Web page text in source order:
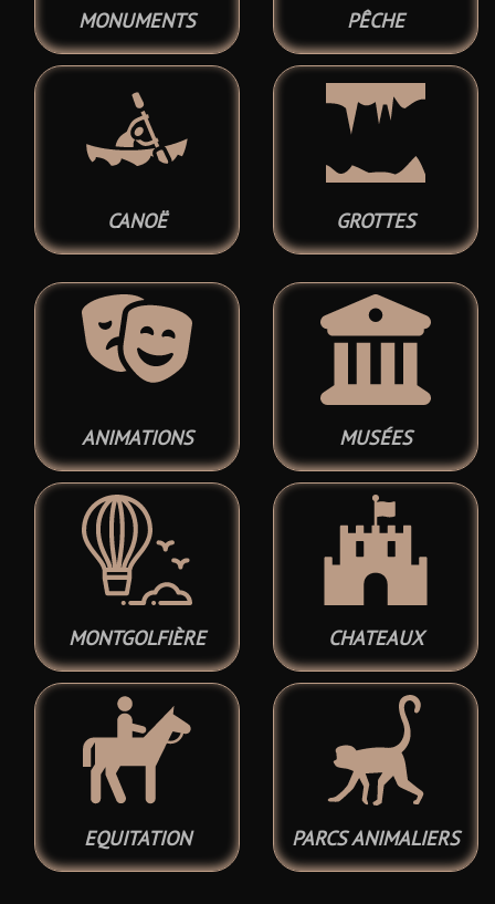
MONUMENTS PÊCHE
CANOË GROTTES
ANIMATIONS MUSÉES
MONTGOLFIÈRE CHATEAUX
EQUITATION PARCS ANIMALIERS